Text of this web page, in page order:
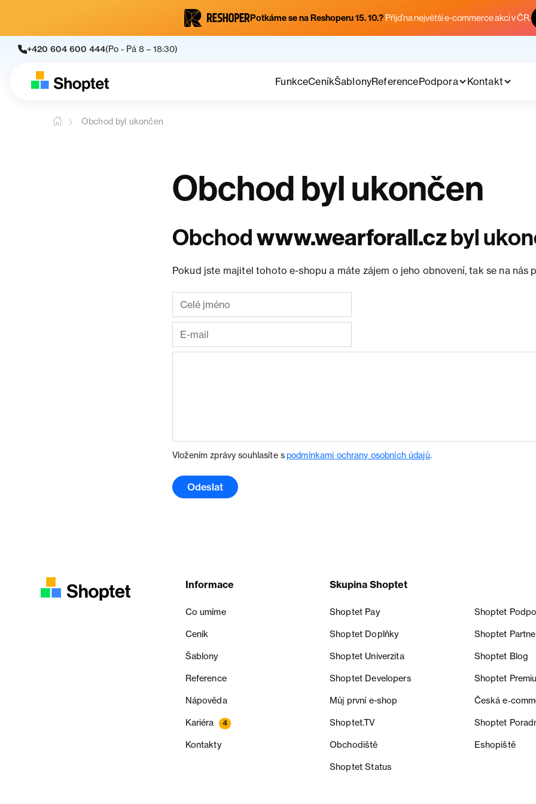
Potkáme se na Reshoperu 15. 10.? Přijď na největší e-commerce akci v ČR.
+420 604 600 444(Po - Pá 8 – 18:30)
FunkceCeníkŠablonyReferencePodpora Kontakt
Obchod byl ukončen
Obchod byl ukončen
Obchodwww.wearforall.czbyl
Pokud jste majitel tohoto e-shopu a máte zájem o jeho obnovení, tak se na nás
Vložením zprávy souhlasíte spodmínkami ochrany osobních údajů.
Odeslat
Informace
Co umíme
Ceník
Šablony
Reference
Nápověda
Kariéra 4
Kontakty
Skupina Shoptet
Shoptet Pay Shoptet
Shoptet Doplňky Shoptet
Shoptet Univerzita Shoptet Blog
Shoptet Developers Shoptet
Můj první e-shop Česká
Shoptet.TV Shoptet
Obchodiště Eshopiště
Shoptet Status